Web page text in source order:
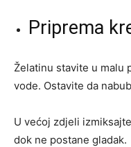
Priprema
Želatinu stavite u malu
vode. Ostavite da
U većoj zdjeli
dok ne postane gladak.